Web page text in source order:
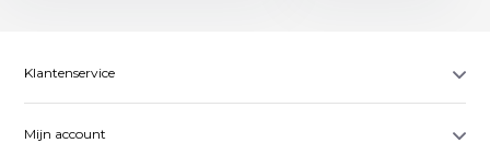
Klantenservice
Mijn account